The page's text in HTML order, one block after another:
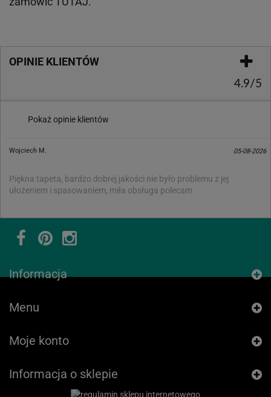
OPINIE KLIENTÓW
4.9/5
Pokaż opinie klientów
Wojciech M. 05-08-2026
Piękna tapeta, bardzo dobrej jakości nie było problemu z jej
ułożeniem i spasowaniem, miła obsługa polecam
Informacja
Menu
Moje konto
Informacja o sklepie